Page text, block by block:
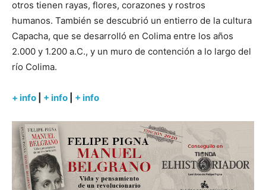
otros tienen rayas, flores, corazones y rostros
humanos. También se descubrió un entierro de la cultura
Capacha, que se desarrolló en Colima entre los años
2.000 y 1.200 a.C., y un muro de contención a lo largo del
río Colima.
+ info + info + info